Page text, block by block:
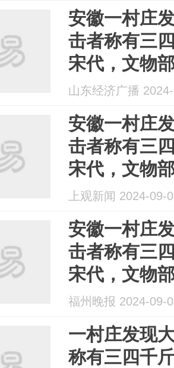
安徽一村庄
击者称有三
宋代，文物
山东经济广播
安徽一村庄
击者称有三
宋代，文物
上观新闻 2024-09-
安徽一村庄
击者称有三
宋代，文物
福州晚报 2024-09-
一村庄发现
称有三四千